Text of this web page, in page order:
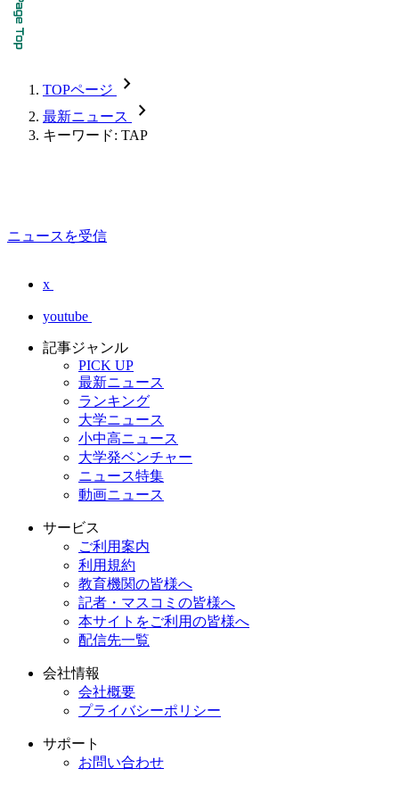
TOPページ chevron_forward
最新ニュース chevron_forward
キーワード: TAP
ニュースを受信
x
youtube
記事ジャンル
PICK UP
最新ニュース
ランキング
大学ニュース
小中高ニュース
大学発ベンチャー
ニュース特集
動画ニュース
サービス
ご利用案内
利用規約
教育機関の皆様へ
記者・マスコミの皆様へ
本サイトをご利用の皆様へ
配信先一覧
会社情報
会社概要
プライバシーポリシー
サポート
お問い合わせ